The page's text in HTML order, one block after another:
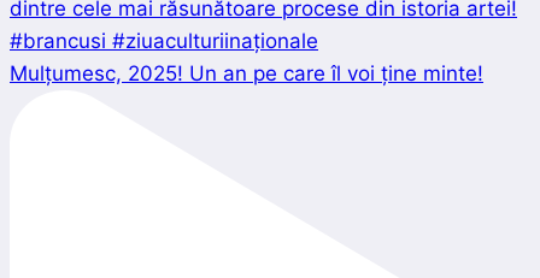
Mulțumesc, 2025! Un an pe care îl voi ține minte!